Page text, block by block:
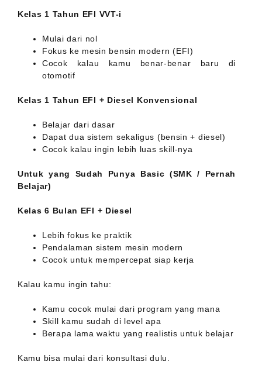
Kelas 1 Tahun EFI VVT-i
Mulai dari nol
Fokus ke mesin bensin modern (EFI)
Cocok kalau kamu benar-benar baru di
otomotif
Kelas 1 Tahun EFI + Diesel Konvensional
Belajar dari dasar
Dapat dua sistem sekaligus (bensin + diesel)
Cocok kalau ingin lebih luas skill-nya
Untuk yang Sudah Punya Basic (SMK / Pernah
Belajar)
Kelas 6 Bulan EFI + Diesel
Lebih fokus ke praktik
Pendalaman sistem mesin modern
Cocok untuk mempercepat siap kerja
Kalau kamu ingin tahu:
Kamu cocok mulai dari program yang mana
Skill kamu sudah di level apa
Berapa lama waktu yang realistis untuk belajar
Kamu bisa mulai dari konsultasi dulu.